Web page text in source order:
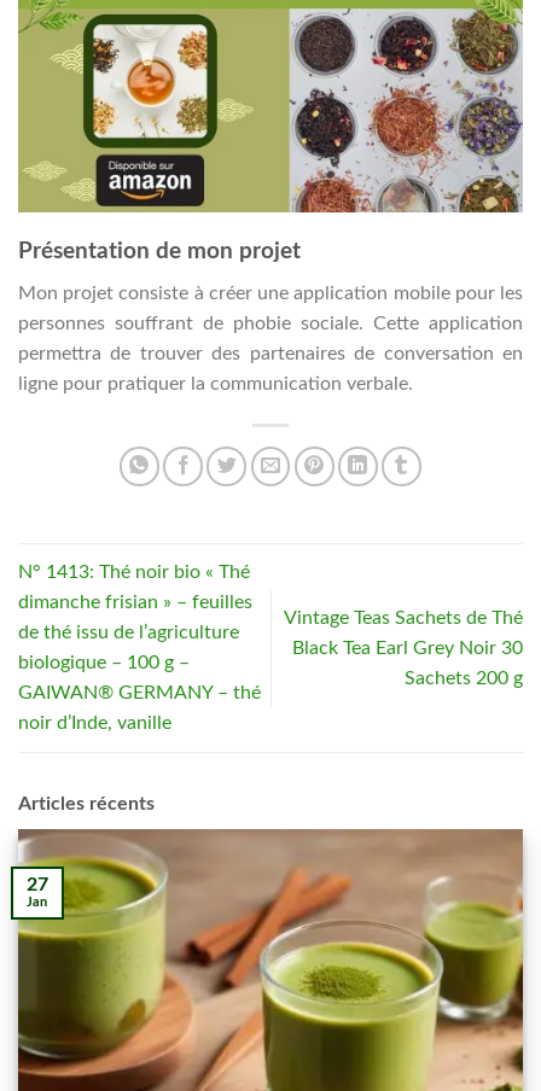
Présentation de mon projet
Mon projet consiste à créer une application mobile pour les
personnes souffrant de phobie sociale. Cette application
permettra de trouver des partenaires de conversation en
ligne pour pratiquer la communication verbale.
N° 1413: Thé noir bio « Thé
dimanche frisian » – feuilles
de thé issu de l’agriculture
biologique – 100 g –
GAIWAN® GERMANY – thé
noir d’Inde, vanille
Vintage Teas Sachets de Thé
Black Tea Earl Grey Noir 30
Sachets 200 g
Articles récents
27
Jan